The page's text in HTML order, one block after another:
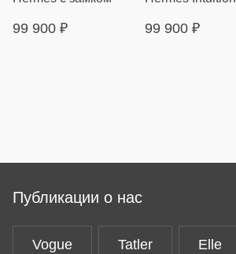
99 900 ₽ 99 900 ₽
Публикации о нас
Vogue Tatler Elle